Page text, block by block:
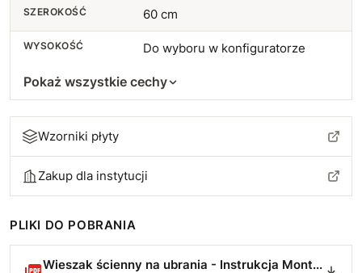
SZEROKOŚĆ 60 cm
WYSOKOŚĆ Do wyboru w konfiguratorze
Pokaż wszystkie cechy
Wzorniki płyty
Zakup dla instytucji
PLIKI DO POBRANIA
Wieszak ścienny na ubrania - Instrukcja Montażu1.pdf